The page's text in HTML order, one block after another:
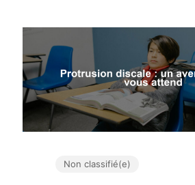
Non classifié(e)